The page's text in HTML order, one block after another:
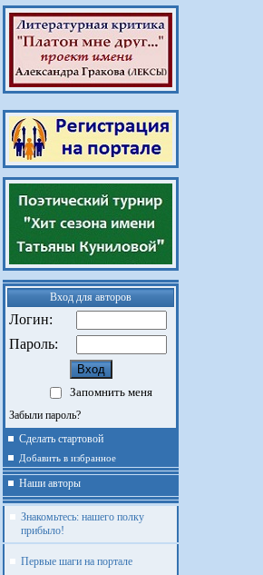
Вход для авторов
Логин:
Пароль:
Запомнить меня
Забыли пароль?
Сделать стартовой
Добавить в избранное
Наши авторы
Знакомьтесь: нашего полку
прибыло!
Первые шаги на портале